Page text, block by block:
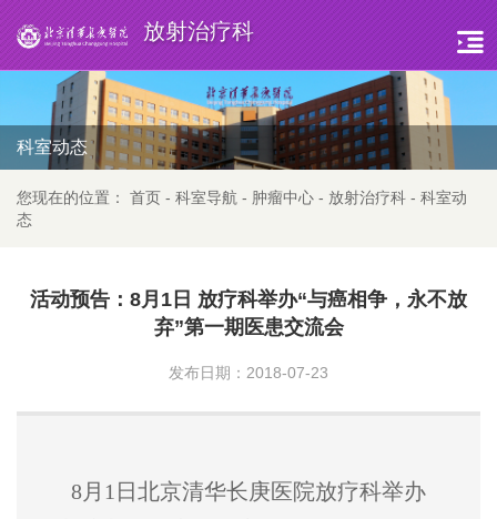
放射治疗科
科室动态
您现在的位置： 首页 - 科室导航 - 肿瘤中心 - 放射治疗科 - 科室动
态
活动预告：8月1日 放疗科举办“与癌相争，永不放
弃”第一期医患交流会
发布日期：2018-07-23
8月1日北京清华长庚医院放疗科举办